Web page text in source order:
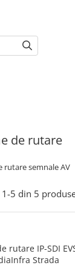
de rutare
rutare semnale AV
1-5 din 5
rutare IP-SDI
Strada